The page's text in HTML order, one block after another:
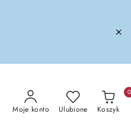
Moje konto Ulubione Koszyk
0